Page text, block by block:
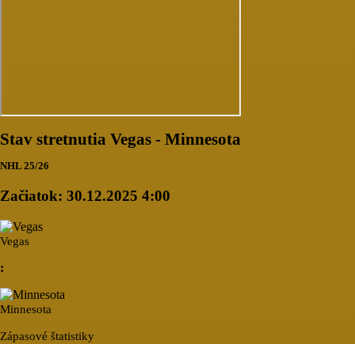
Stav stretnutia Vegas - Minnesota
NHL 25/26
Začiatok: 30.12.2025 4:00
Vegas
:
Minnesota
Zápasové štatistiky